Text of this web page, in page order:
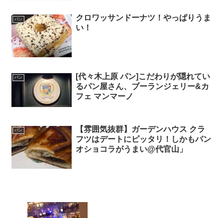
パン
クロワッサンドーナツ！やっぱりうま
い！
パン
[代々木上原 パン]こだわりが隠れてい
るパン屋さん、ブーランジェリー&カ
フェ マンマーノ
パン
【雰囲気抜群】ガーデンハウス クラ
フツはデートにピッタリ！しかもパン
オショコラがうまい@代官山」